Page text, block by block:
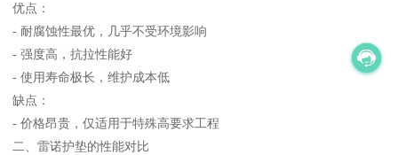
优点：
- 耐腐蚀性最优，几乎不受环境影响
- 强度高，抗拉性能好
- 使用寿命极长，维护成本低
缺点：
- 价格昂贵，仅适用于特殊高要求工程
二、雷诺护垫的性能对比